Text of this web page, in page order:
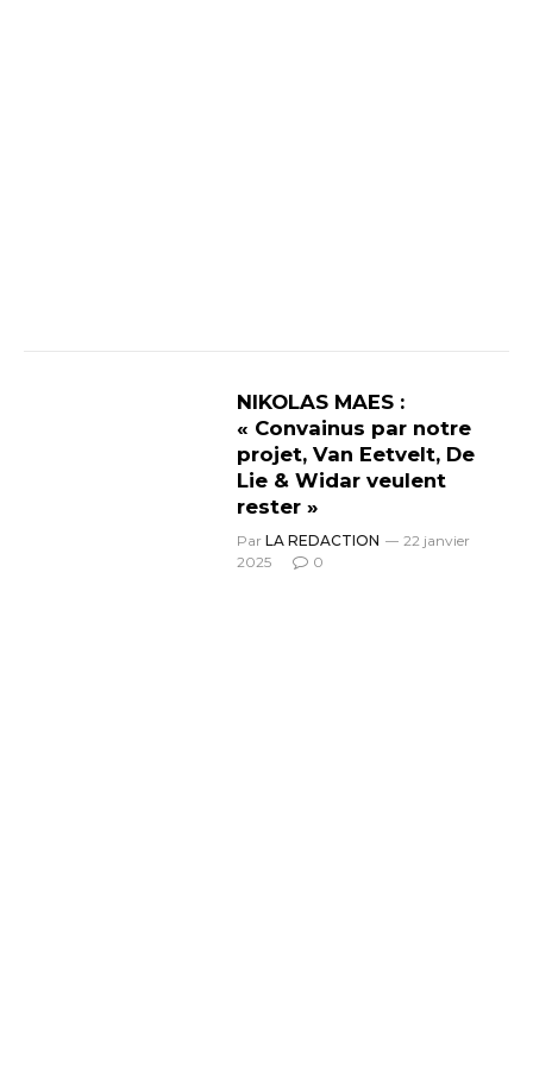
NIKOLAS MAES :
« Convainus par notre
projet, Van Eetvelt, De
Lie & Widar veulent
rester »
Par LA REDACTION
22 janvier
2025
0